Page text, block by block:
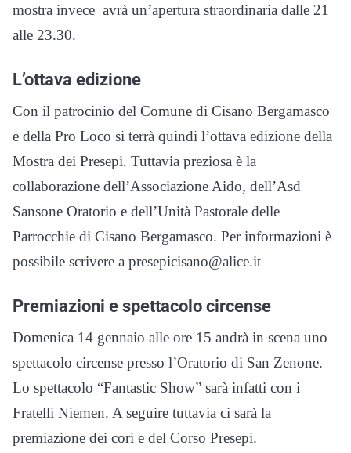
mostra invece avrà un’apertura straordinaria dalle 21
alle 23.30.
L’ottava edizione
Con il patrocinio del Comune di Cisano Bergamasco
e della Pro Loco si terrà quindi l’ottava edizione della
Mostra dei Presepi. Tuttavia preziosa è la
collaborazione dell’Associazione Aido, dell’Asd
Sansone Oratorio e dell’Unità Pastorale delle
Parrocchie di Cisano Bergamasco. Per informazioni è
possibile scrivere a presepicisano@alice.it
Premiazioni e spettacolo circense
Domenica 14 gennaio alle ore 15 andrà in scena uno
spettacolo circense presso l’Oratorio di San Zenone.
Lo spettacolo “Fantastic Show” sarà infatti con i
Fratelli Niemen. A seguire tuttavia ci sarà la
premiazione dei cori e del Corso Presepi.